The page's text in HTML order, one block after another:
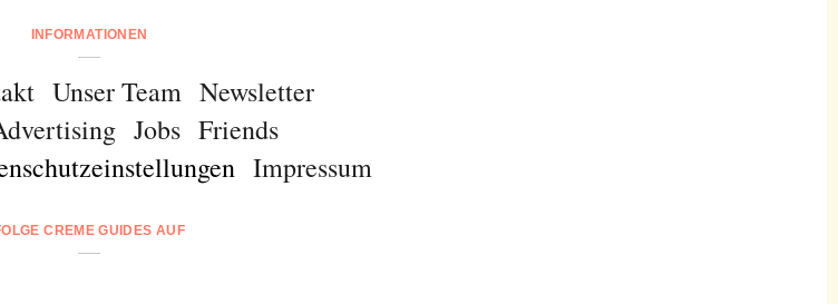
INFORMATIONEN
Unser Team Newsletter
Jobs Friends
Impressum
CREME GUIDES AUF